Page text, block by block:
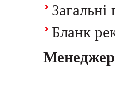
Бланк
Менеджер